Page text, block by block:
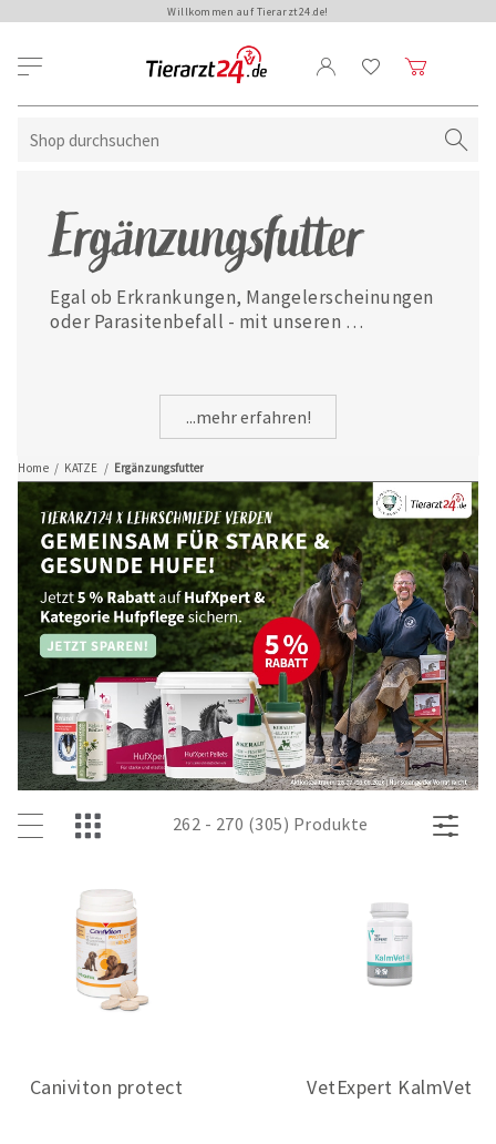
Willkommen auf Tierarzt24.de!
Home / KATZE / Ergänzungsfutter
Ergänzungsfutter
Egal ob Erkrankungen, Mangelerscheinungen
oder Parasitenbefall - mit unseren
...mehr erfahren!
262 - 270 (305) Produkte
Caniviton protect VetExpert KalmVet